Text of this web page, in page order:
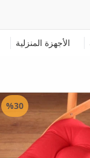
الأجهزة المنزلية
%30